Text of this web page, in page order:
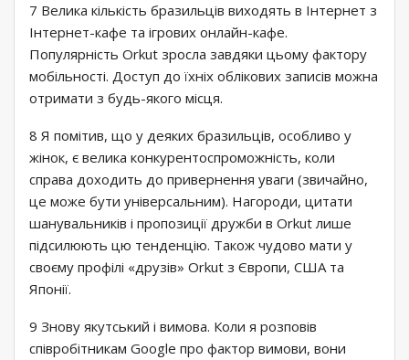
7 Велика кількість бразильців виходять в Інтернет з
Інтернет-кафе та ігрових онлайн-кафе.
Популярність Orkut зросла завдяки цьому фактору
мобільності. Доступ до їхніх облікових записів можна
отримати з будь-якого місця.
8 Я помітив, що у деяких бразильців, особливо у
жінок, є велика конкурентоспроможність, коли
справа доходить до привернення уваги (звичайно,
це може бути універсальним). Нагороди, цитати
шанувальників і пропозиції дружби в Orkut лише
підсилюють цю тенденцію. Також чудово мати у
своєму профілі «друзів» Orkut з Європи, США та
Японії.
9 Знову якутський і вимова. Коли я розповів
співробітникам Google про фактор вимови, вони